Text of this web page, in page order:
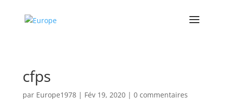
cfps
par Europe1978| Fév 19, 2020| 0 commentaires